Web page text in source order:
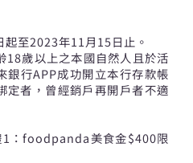
起至2023年11月15日止。
18歲以上之本國自然人且於活
銀行APP成功開立本行存款帳
定者，曾經銷戶再開戶者不適
1：foodpanda美食金$400限